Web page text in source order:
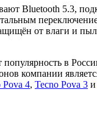
Bluetooth 5.3,
от влаги и
популярность в
компании
Pova 4, Tecno Pova 3 и